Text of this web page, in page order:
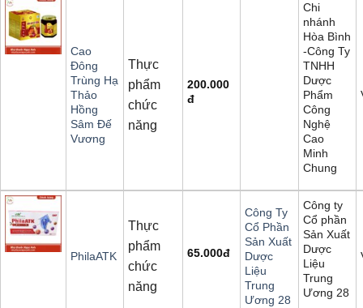
Cao
Đông
Trùng Hạ
Thảo
Hồng
Sâm Đế
Vương
Thực
phẩm
chức
năng
200.000
đ
Chi
nhánh
Hòa Bình
-Công Ty
TNHH
Dược
Phẩm
Công
Nghệ
Cao
Minh
Chung
PhilaATK
Thực
phẩm
chức
năng
65.000đ
Công Ty
Cổ Phần
Sản Xuất
Dược
Liệu
Trung
Ương 28
Công ty
Cổ phần
Sản Xuất
Dược
Liệu
Trung
Ương 28